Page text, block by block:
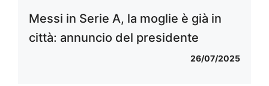
Messi in Serie A, la moglie è già in
città: annuncio del presidente
26/07/2025